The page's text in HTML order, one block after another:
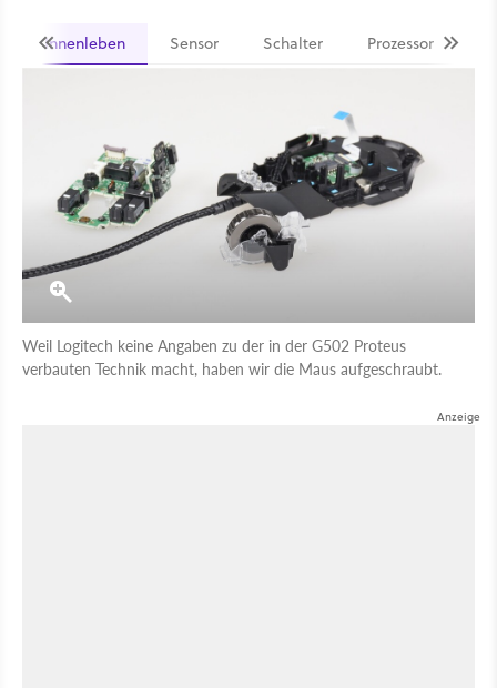
Innenleben Sensor Schalter Prozessor
Weil Logitech keine Angaben zu der in der G502 Proteus
verbauten Technik macht, haben wir die Maus aufgeschraubt.